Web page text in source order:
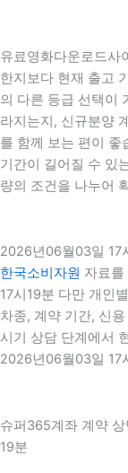
유료영화다운로드사
한지보다 현재 출고
의 다른 등급 선택이
라지는지, 신규분양
를 함께 보는 편이 좋
기간이 길어질 수 있
량의 조건을 나누어
2026년06월03일 17
한국소비자원 자료
17시19분 다만 개인
차종, 계약 기간, 신
시기 상담 단계에서
2026년06월03일 17
슈퍼365계좌 계약
19분